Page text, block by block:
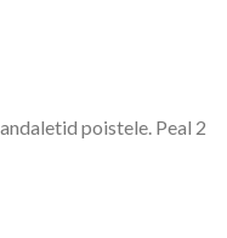
poistele. Peal 2